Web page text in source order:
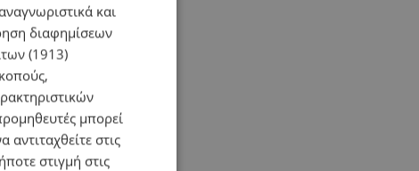
και
διαφημίσεων
(1913)
μπορεί
στις
στιγμή στις